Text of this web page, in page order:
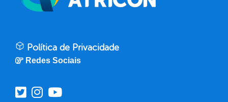
Política de Privacidade
Redes Sociais